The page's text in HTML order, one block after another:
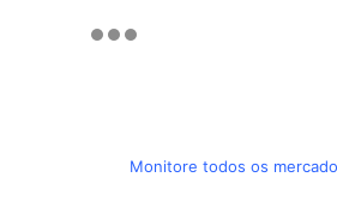
Monitore todos os